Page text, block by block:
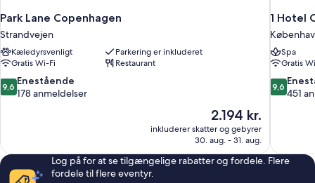
Park Lane Copenhagen
Strandvejen
Kæledyrsvenligt
Parkering er inkluderet
Gratis Wi-Fi
Restaurant
9.6
ud
178
anmeldelser
9,6 Enestående
178 anmeldelser
Prisen
er
2.194 kr.
2.194 kr.
inkluderer skatter og gebyrer
30. aug. - 31. aug.
1 Hotel
Spa
Gratis
9.6
ud
451
9,6
451
Log på for at se tilgængelige rabatter og fordele. Flere
fordele til flere eventyr.